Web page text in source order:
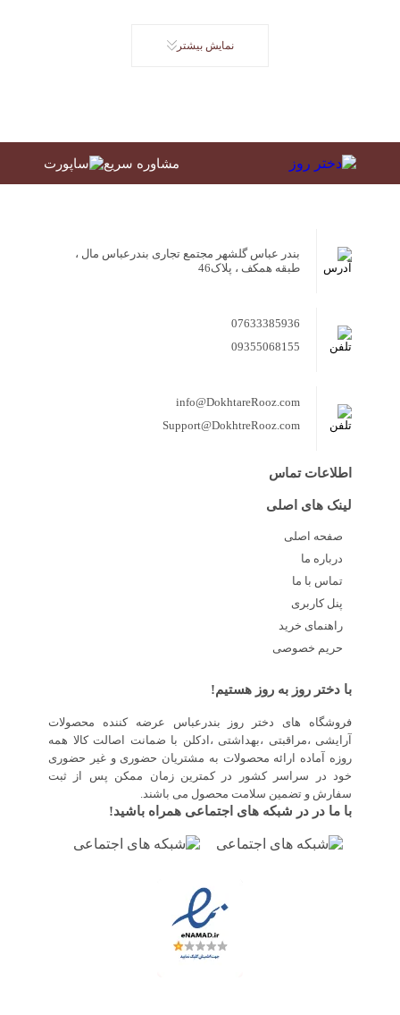
نمایش بیشتر
مشاوره سریع
بندر عباس گلشهر مجتمع تجاری بندرعباس مال ،
طبقه همکف ، پلاک46
07633385936
09355068155
info@DokhtareRooz.com
Support@DokhtreRooz.com
اطلاعات تماس
لینک های اصلی
صفحه اصلی
درباره ما
تماس با ما
پنل کاربری
راهنمای خرید
حریم خصوصی
با دختر روز به روز هستیم!
فروشگاه های دختر روز بندرعباس عرضه کننده محصولات
آرایشی ،مراقبتی ،بهداشتی ،ادکلن با ضمانت اصالت کالا همه
روزه آماده ارائه محصولات به مشتریان حضوری و غیر حضوری
خود در سراسر کشور در کمترین زمان ممکن پس از ثبت
سفارش و تضمین سلامت محصول می باشند.
با ما در در شبکه های اجتماعی همراه باشید!